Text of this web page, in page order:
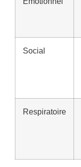
Social
Respiratoire